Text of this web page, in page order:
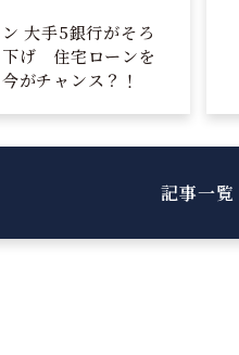
大手5銀行がそろ
下げ 住宅ローンを
がチャンス？！
記事一覧